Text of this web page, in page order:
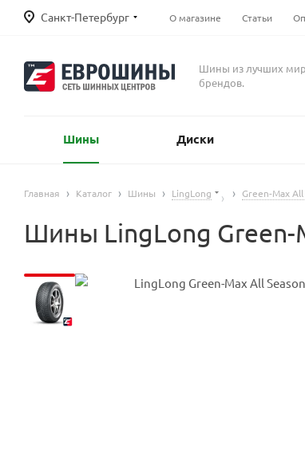
Санкт-Петербург О магазине Статьи
Шины из лучших
брендов.
Шины Диски
Главная Каталог Шины LingLong Green-Max All
Шины LingLong Green-